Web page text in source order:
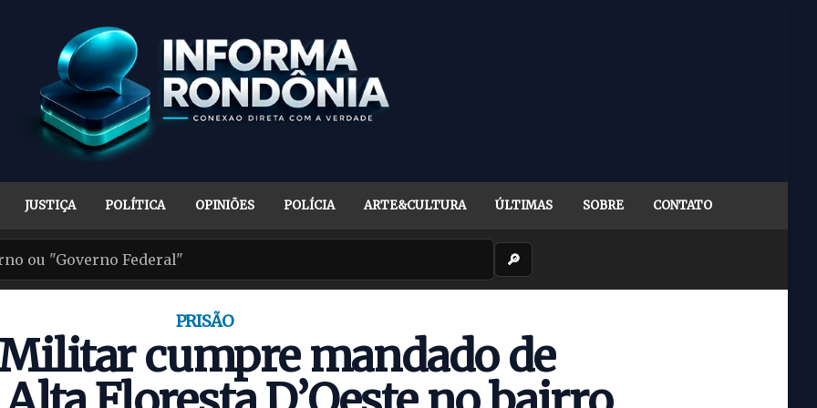
JUSTIÇA POLÍTICA OPINIÕES POLÍCIA ARTE&CULTURA ÚLTIMAS SOBRE CONTATO
🔎
PRISÃO
cumpre mandado de